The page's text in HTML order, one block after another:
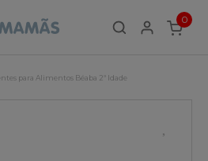
0
ITEMS
para Alimentos Béaba 2ª Idade